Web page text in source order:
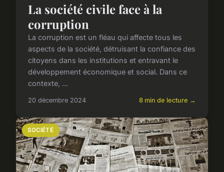
La société civile face à la
corruption
La corruption est un fléau qui affecte tous les
aspects de la société, détruisant la confiance des
citoyens dans les institutions et entravant le
développement économique et social. Dans ce
contexte, ...
20 décembre 2024 8 min de lecture →
SOCIÉTÉ